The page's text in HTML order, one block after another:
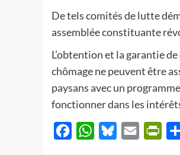
De tels comités de lutte
assemblée constituante
L’obtention et la garantie
chômage ne peuvent être
paysans avec un
fonctionner dans les
FacebookWhatsApp
BlueskyEmail